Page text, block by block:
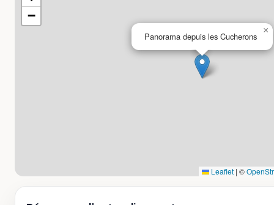
Panorama depuis les Cucherons
×
−
Leaflet | ©